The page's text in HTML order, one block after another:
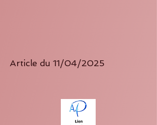
Article du 11/04/2025